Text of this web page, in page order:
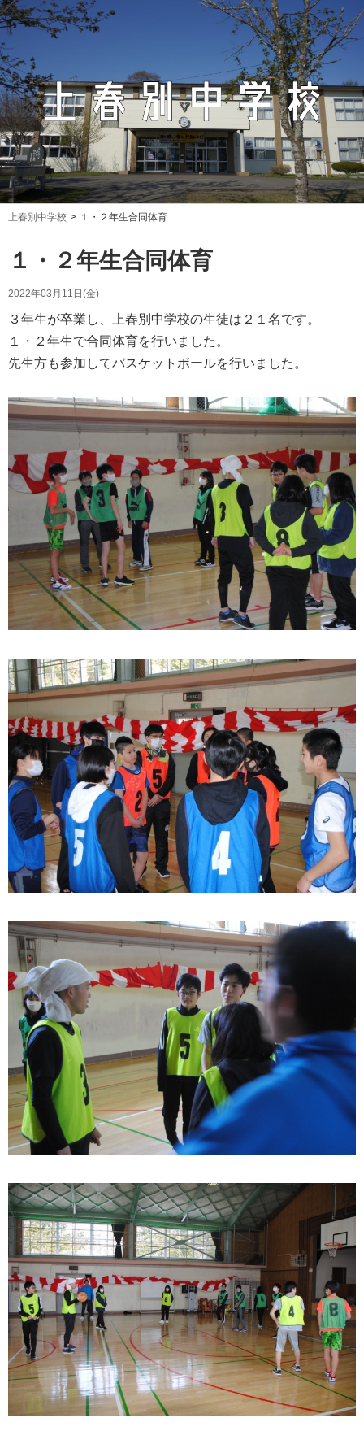
上春別中学校 １・２年生合同体育
１・２年生合同体育
2022年03月11日(金)
３年生が卒業し、上春別中学校の生徒は２１名です。
１・２年生で合同体育を行いました。
先生方も参加してバスケットボールを行いました。